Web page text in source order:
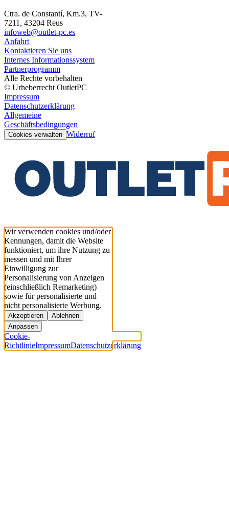
Ctra. de Constantí, Km.3, TV-
7211, 43204 Reus
infoweb@outlet-pc.es
Anfahrt
Kontaktieren Sie uns
Internes Informationssystem
Partnerprogramm
Alle Rechte vorbehalten
© Urheberrecht OutletPC
Impressum
Datenschutzerklärung
Allgemeine
Geschäftsbedingungen
Cookies verwalten Widerruf
Wir verwenden cookies und/oder
Kennungen, damit die Website
funktioniert, um ihre Nutzung zu
messen und mit Ihrer
Einwilligung zur
Personalisierung von Anzeigen
(einschließlich Remarketing)
sowie für personalisierte und
nicht personalisierte Werbung.
Akzeptieren
Ablehnen
Anpassen
Cookie-
RichtlinieImpressumDatenschutzerklärung